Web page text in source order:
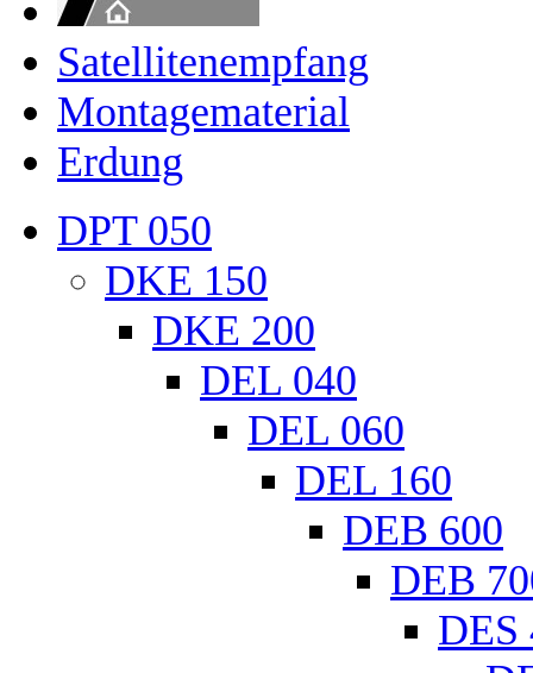
Satellitenempfang
Montagematerial
Erdung
DPT 050
DKE 150
DKE 200
DEL 040
DEL 060
DEL 160
DEB 600
DEB
DES